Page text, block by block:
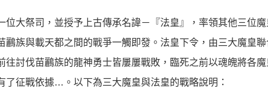
位大祭司，並授予上古傳承名諱－『法皇』，率領其他三位
鸝族與載天都之間的戰爭一觸即發。法皇下令，由三大魔皇
往討伐苗鸝族的龍神勇士皆屢屢戰敗，臨死之前以魂魄將各
了征戰依據…。以下為三大魔皇與法皇的戰略說明：